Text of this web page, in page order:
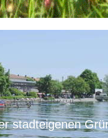
stadteigenen